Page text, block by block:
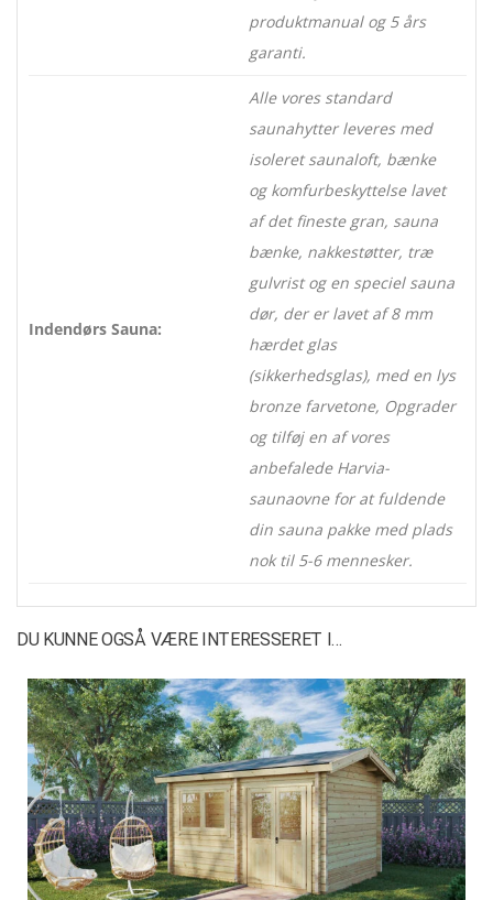
produktmanual og 5 års
garanti.
Indendørs Sauna:
Alle vores standard
saunahytter leveres med
isoleret saunaloft, bænke
og komfurbeskyttelse lavet
af det fineste gran, sauna
bænke, nakkestøtter, træ
gulvrist og en speciel sauna
dør, der er lavet af 8 mm
hærdet glas
(sikkerhedsglas), med en lys
bronze farvetone, Opgrader
og tilføj en af vores
anbefalede Harvia-
saunaovne for at fuldende
din sauna pakke med plads
nok til 5-6 mennesker.
DU KUNNE OGSÅ VÆRE INTERESSERET I…